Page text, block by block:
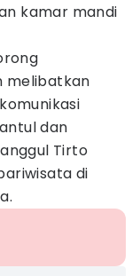
kamar mandi
melibatkan
dan
Tirto
di